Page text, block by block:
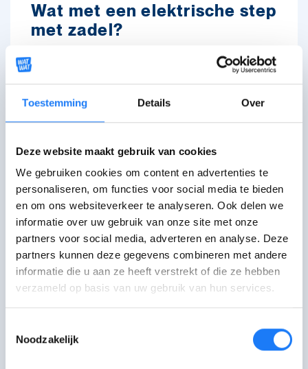
Toestemming Details Over
Deze website maakt gebruik van cookies
We gebruiken cookies om content en advertenties te
personaliseren, om functies voor social media te bieden
en om ons websiteverkeer te analyseren. Ook delen we
informatie over uw gebruik van onze site met onze
partners voor social media, adverteren en analyse. Deze
partners kunnen deze gegevens combineren met andere
informatie die u aan ze heeft verstrekt of die ze hebben
verzameld op basis van uw gebruik van hun services.
Noodzakelijk
Wat met een elektrische step
met zadel?
Een e-step met zadel is een
bromfiets
en daar heb je eenrijbewijs voor
nodig.
E-step met zadel kopen?
Check goed waar je op moet letten en
welk rijbewijs je nodig hebt.
E-step met zadel
FOTO: Okai Vehicles